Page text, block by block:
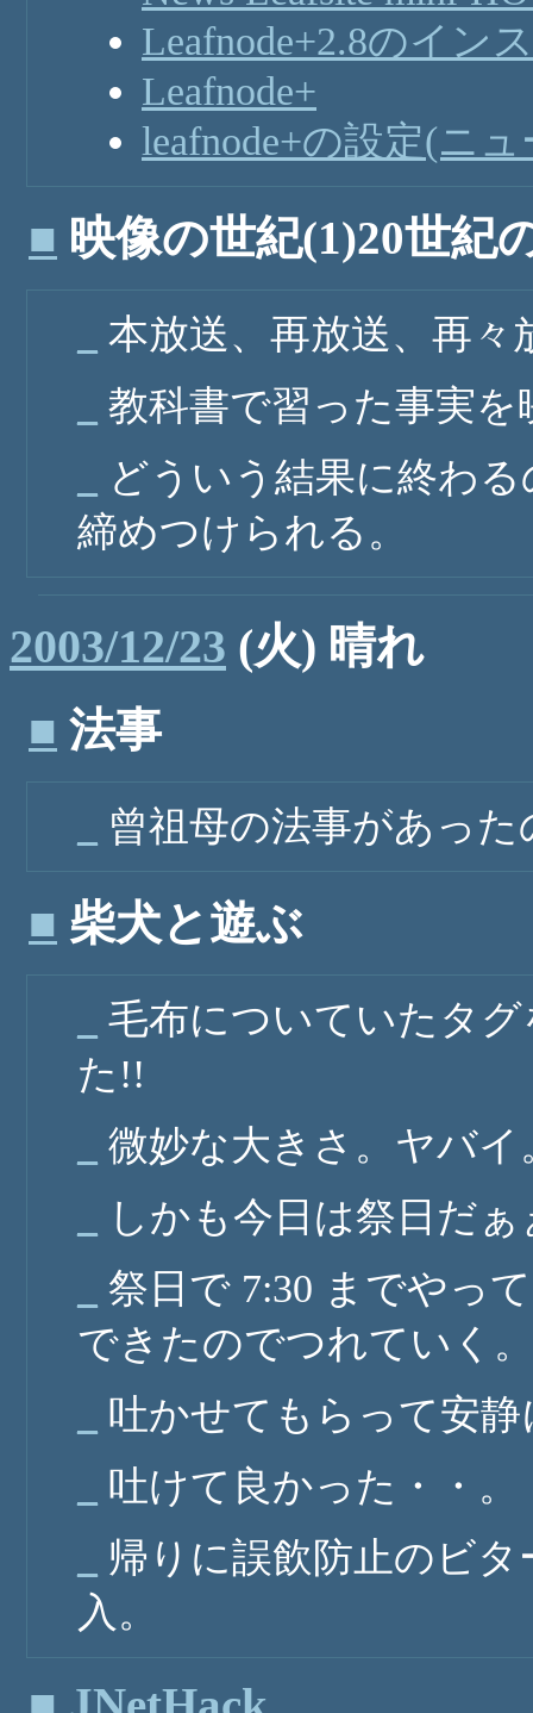
Leafnode+2.8のイン
Leafnode+
leafnode+の設定(ニ
■ 映像の世紀(1)20世紀
本放送、再放送、再々
教科書で習った事実を
どういう結果に終わ
締めつけられる。
2003/12/23 (火) 晴れ
■ 法事
曾祖母の法事があった
■ 柴犬と遊ぶ
毛布についていたタ
た!!
微妙な大きさ。ヤバイ
しかも今日は祭日だぁ
祭日で 7:30 までやっ
できたのでつれていく。
吐かせてもらって安静
吐けて良かった・・。
帰りに誤飲防止のビ
入。